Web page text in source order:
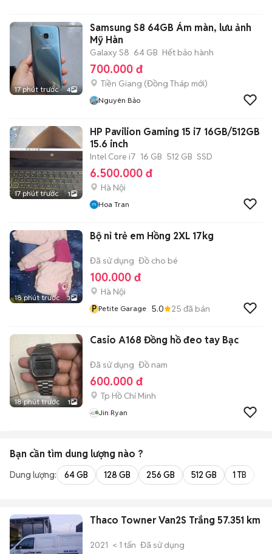
17 phút trước 4
Samsung S8 64GB Ám màn, lưu ảnh
Mỹ Hàn
Galaxy S8 64 GB Hết bảo hành
700.000 đ
Tiền Giang (Đồng Tháp mới)
Nguyên Bảo
17 phút trước 1
HP Pavilion Gaming 15 i7 16GB/512GB
15.6 inch
Intel Core i7 16 GB 512 GB SSD
6.500.000 đ
Hà Nội
Hoa Tran
18 phút trước 3
Bộ nỉ trẻ em Hồng 2XL 17kg
Đã sử dụng Đồ cho bé
100.000 đ
Hà Nội
P Petite Garage 5.0 25 đã bán
18 phút trước 1
Casio A168 Đồng hồ đeo tay Bạc
Đã sử dụng Đồ nam
600.000 đ
Tp Hồ Chí Minh
Jin Ryan
Bạn cần tìm dung lượng nào ?
Dung lượng: 64 GB 128 GB 256 GB 512 GB 1 TB
Thaco Towner Van2S Trắng 57.351 km
2021 < 1 tấn Đã sử dụng